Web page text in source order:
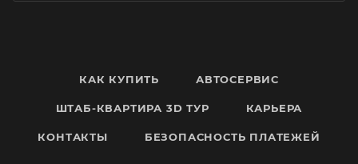
КАК КУПИТЬ АВТОСЕРВИС
ШТАБ-КВАРТИРА 3D ТУР КАРЬЕРА
КОНТАКТЫ БЕЗОПАСНОСТЬ ПЛАТЕЖЕЙ